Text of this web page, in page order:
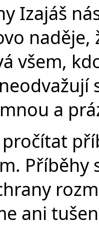
Izajáš
všem,
a
ani